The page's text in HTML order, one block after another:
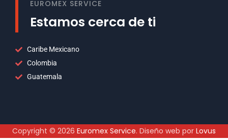
EUROMEX SERVICE
Estamos cerca de ti
Caribe Mexicano
Colombia
Guatemala
Copyright © 2026 Euromex Service. Diseño web por Lovus